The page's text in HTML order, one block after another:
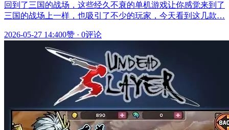
回到了三国的战场，这些经久不衰的单机游戏让你感觉来到了
三国的战场上一样，也吸引了不少的玩家，今天看到这几款…
2026-05-27 14:400赞 · 0评论